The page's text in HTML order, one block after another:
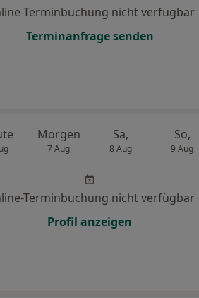
Terminbuchung nicht verfügbar
Terminanfrage senden
Morgen
7 Aug
Sa,
8 Aug
So,
9 Aug
Terminbuchung nicht verfügbar
Profil anzeigen